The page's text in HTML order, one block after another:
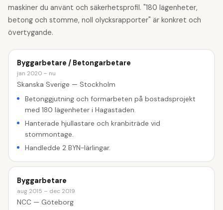
maskiner du använt och säkerhetsprofil. "180 lägenheter,
betong och stomme, noll olycksrapporter" är konkret och
övertygande.
Byggarbetare / Betongarbetare
jan 2020 – nu
Skanska Sverige — Stockholm
Betonggjutning och formarbeten på bostadsprojekt
med 180 lägenheter i Hagastaden.
Hanterade hjullastare och kranbiträde vid
stommontage.
Handledde 2 BYN-lärlingar.
Byggarbetare
aug 2015 – dec 2019
NCC — Göteborg